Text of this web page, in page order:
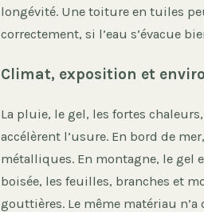
longévité. Une toiture en tuiles
correctement, si l’eau s’évacue
Climat, exposition et
La pluie, le gel, les fortes
accélèrent l’usure. En bord de
métalliques. En montagne, le gel
boisée, les feuilles, branches et
gouttières. Le même matériau